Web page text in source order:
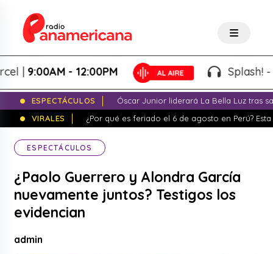
9:00AM - 12:00PM Splash! -
ESPECTÁCULOS
Óscar Junior liderará La Bella Luz tras
VIRALES
¿Por qué es feriado el 6 de agosto en Perú?
ESPECTÁCULOS
¿Paolo Guerrero y Alondra García
nuevamente juntos? Testigos los
evidencian
admin